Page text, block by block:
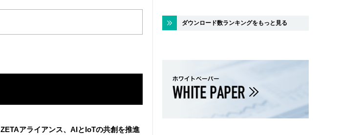
ZETAアライアンス、AIとIoTの共創を推進
ダウンロード数ランキングをもっと見る